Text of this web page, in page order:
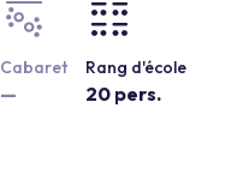
Cabaret
—
Rang d'école
20 pers.